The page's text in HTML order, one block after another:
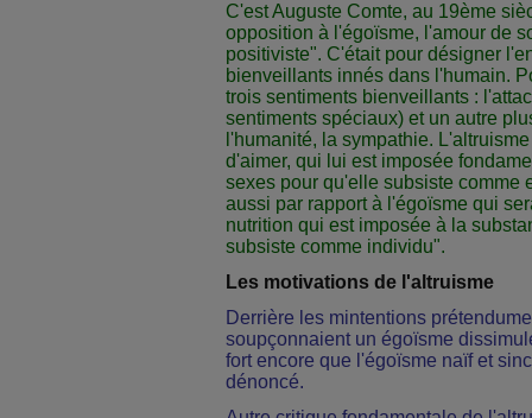
C'est Auguste Comte, au 19ème
opposition à l'égoïsme, l'amour de
positiviste". C'était pour désigner
bienveillants innés dans l'humain.
trois sentiments bienveillants :
sentiments spéciaux) et un autre
l'humanité, la sympathie.
d'aimer, qui lui est imposée
sexes pour qu'elle subsiste comme
aussi par rapport à l'égoïsme qui
nutrition qui est imposée à la
subsiste comme individu".
Les motivations de l'altruisme
Derrière les mintentions
soupçonnaient un égoïsme
fort encore que l'égoïsme naïf et
dénoncé.